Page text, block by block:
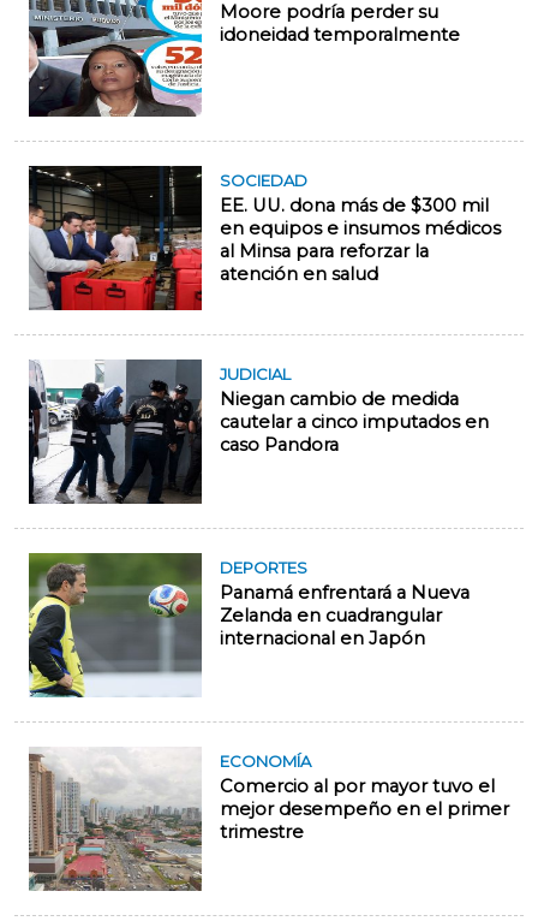
Moore podría perder su
idoneidad temporalmente
SOCIEDAD
EE. UU. dona más de $300 mil
en equipos e insumos médicos
al Minsa para reforzar la
atención en salud
JUDICIAL
Niegan cambio de medida
cautelar a cinco imputados en
caso Pandora
DEPORTES
Panamá enfrentará a Nueva
Zelanda en cuadrangular
internacional en Japón
ECONOMÍA
Comercio al por mayor tuvo el
mejor desempeño en el primer
trimestre